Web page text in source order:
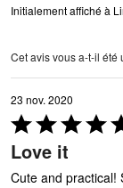
Initialement affiché à
Cet avis vous a-t-il été
23 nov. 2020
Coté
5 sur
5
Love it
Cute and practical!